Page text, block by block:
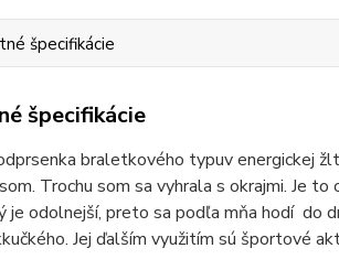
špecifikácie
špecifikácie
braletkového typuv energickej
Trochu som sa vyhrala s okrajmi. Je
je odolnejší, preto sa podľa mňa hodí do
Jej ďalším využitím sú športové